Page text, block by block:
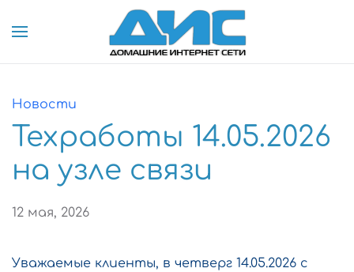
Skip to main content
Новости
Техработы 14.05.2026
на узле связи
12 мая, 2026
Уважаемые клиенты, в четверг 14.05.2026 с